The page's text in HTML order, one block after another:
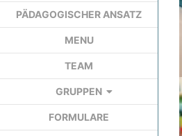
PÄDAGOGISCHER ANSATZ
MENU
TEAM
GRUPPEN
FORMULARE